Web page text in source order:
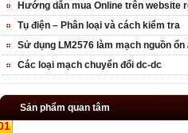
Hướng dẫn mua Online trên website
Tụ điện – Phân loại và cách kiểm tra
Sử dụng LM2576 làm mạch nguồn ổn
Các loại mạch chuyển đổi dc-dc
Sản phẩm quan tâm